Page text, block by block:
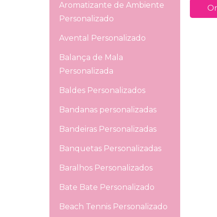
Aromatizante de Ambiente
Personalizado
Avental Personalizado
Balança de Mala
Personalizada
Baldes Personalizados
Bandanas personalizadas
Bandeiras Personalizadas
Banquetas Personalizadas
Baralhos Personalizados
Bate Bate Personalizado
Beach Tennis Personalizado